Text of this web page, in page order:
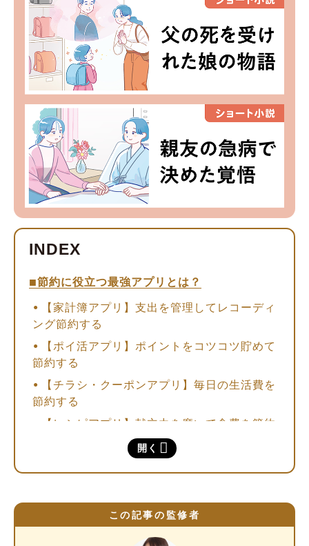
開く
節約に役立つ最強アプリとは？
【家計簿アプリ】支出を管理してレコーディ
ング節約する
【ポイ活アプリ】ポイントをコツコツ貯めて
節約する
【チラシ・クーポンアプリ】毎日の生活費を
節約する
【レシピアプリ】献立力を磨いて食費を節約
【キャッシュレス決済アプリ】支払い方法で
【公式アプリ】いつも行くお店をお得に利用
【フリマアプリ】不要なものを販売する
この記事の監修者